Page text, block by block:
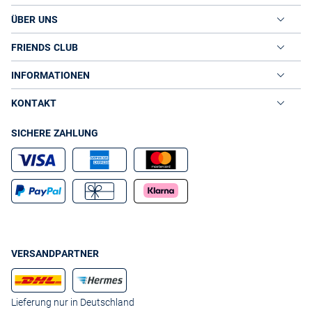
Maße besitzt, sollte unifarbene Bundfaltenhosen oder
kleingemusterte Styles in dunklen Farben tragen. Marlenehosen
Hosenmodellen sind die Designs so unterschiedlich, wie die
VAN GRAAF: HOSEN FÜR DAMEN ONLINE FÜR
JEDEN ANLASS
Im VAN GRAAF Onlineshop finden Sie für alle Lebenslagen die
Fashionistas, die nach exklusiven Pants in hochmodischer Optik
Ausschau halten, werden bei Maison Scotch oder 7 For All Mankind
fündig. Um Ihnen den Einkauf bei VAN GRAAF so bequem wie
möglich zu gestalten, können Sie bei uns auf zahlreiche
Filterfunktionen zurückgreifen. So gelangen Sie auf direktem Weg zu
Modellen in Ihrer Größe. Kleine Frauen dürfen sich übrigens über
ÜBER UNS
FRIENDS CLUB
INFORMATIONEN
KONTAKT
SICHERE ZAHLUNG
VERSANDPARTNER
Lieferung nur in Deutschland